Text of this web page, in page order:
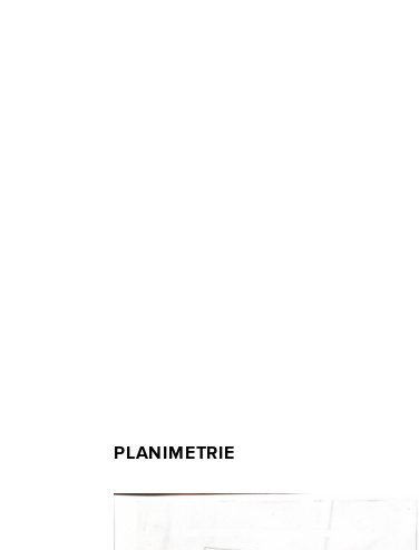
PLANIMETRIE